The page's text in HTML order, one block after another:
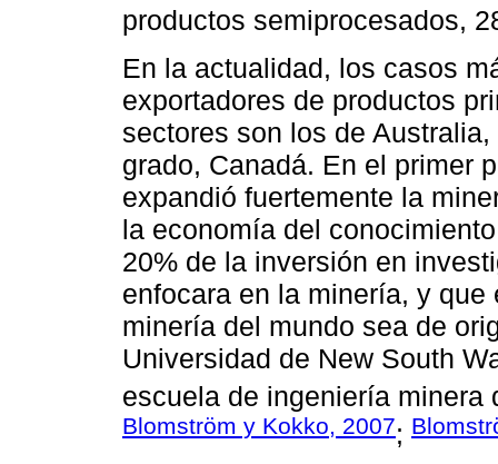
productos semiprocesados,
En la actualidad, los casos
exportadores de productos
sectores son los de
grado, Canadá. En el primer
expandió fuertemente la
la economía del
20% de la inversión en
enfocara en la minería, y
minería del mundo sea de
Universidad de New South
escuela de ingeniería minera
Blomström y Kokko, 2007;